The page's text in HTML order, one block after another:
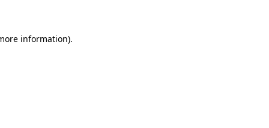
information).